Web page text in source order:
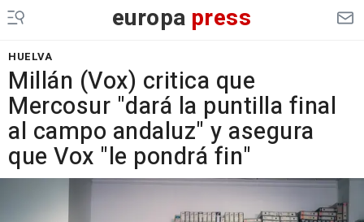
europa press
HUELVA
Millán (Vox) critica que
Mercosur "dará la puntilla final
al campo andaluz" y asegura
que Vox "le pondrá fin"